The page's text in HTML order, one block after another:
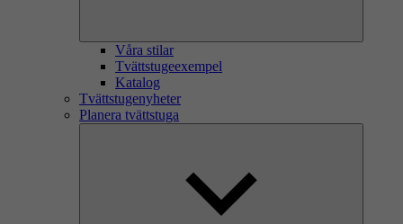
Våra stilar
Tvättstugeexempel
Katalog
Tvättstugenyheter
Planera tvättstuga